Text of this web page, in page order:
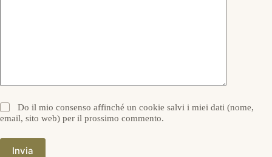
Do il mio consenso affinché un cookie salvi i miei dati (nome,
email, sito web) per il prossimo commento.
Invia